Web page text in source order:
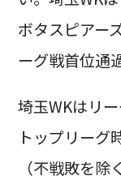
ボタスピアー
ーグ戦首位通
埼玉WKはリ
トップリーグ
（不戦敗を